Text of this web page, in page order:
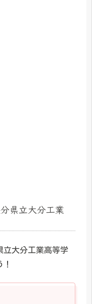
県立大分工業
立大分工業高等学